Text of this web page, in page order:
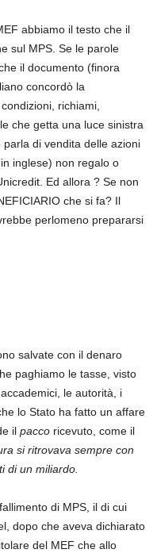
abbiamo il testo che il
sul MPS. Se le parole
il documento (finora
concordò la
richiami,
che getta una luce sinistra
parla di vendita delle azioni
inglese) non regalo o
Ed allora ? Se non
che si fa? Il
perlomeno prepararsi
salvate con il denaro
paghiamo le tasse, visto
le autorità, i
lo Stato ha fatto un affare
il pacco ricevuto, come il
si ritrovava sempre con
di un miliardo.
di MPS, il di cui
dopo che aveva dichiarato
del MEF che allo